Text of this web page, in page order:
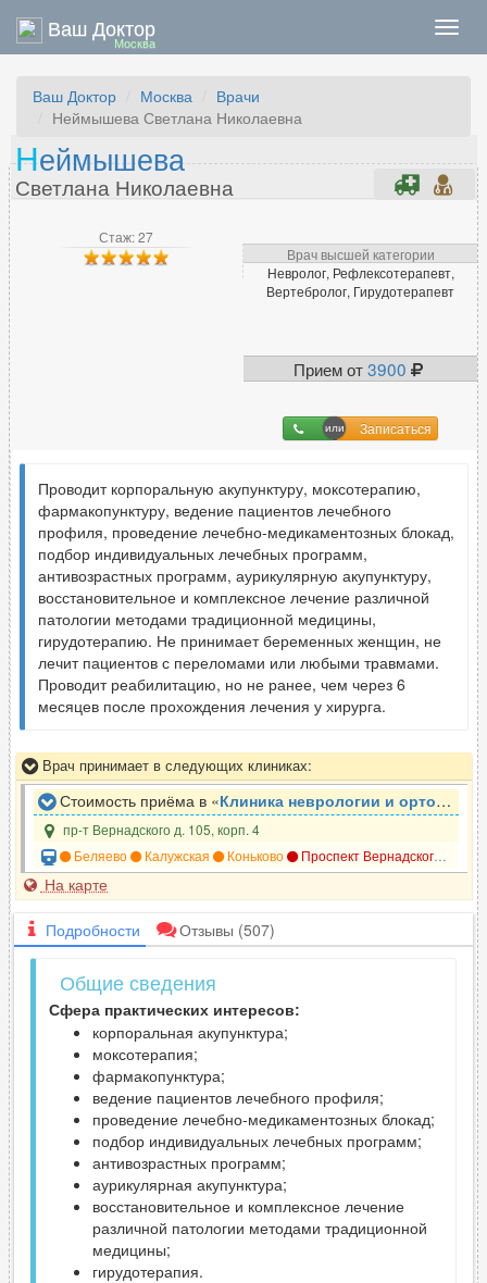
Ваш Доктор
Москва
Ваш Доктор Москва
Врачи
Неймышева Светлана Николаевна
Стаж: 27
Врач высшей категории
Невролог, Рефлексотерапевт,
Вертебролог, Гирудотерапевт
Прием от3900
Записаться
Неймышева
Светлана Николаевна
Проводит корпоральную акупунктуру, моксотерапию,
фармакопунктуру, ведение пациентов лечебного
профиля, проведение лечебно-медикаментозных блокад,
подбор индивидуальных лечебных программ,
антивозрастных программ, аурикулярную акупунктуру,
восстановительное и комплексное лечение различной
патологии методами традиционной медицины,
гирудотерапию. Не принимает беременных женщин, не
лечит пациентов с переломами или любыми травмами.
Проводит реабилитацию, но не ранее, чем через 6
месяцев после прохождения лечения у хирурга.
Врач принимает в следующих клиниках:
Стоимость приёма в «Клиника неврологии и ортопедии ЗдравКлиник
пр-т Вернадского д. 105, корп. 4
Беляево
Калужская Коньково Проспект Вернадского
На карте
Подробности Отзывы (507)
Общие сведения
Сфера практических интересов:
корпоральная акупунктура;
моксотерапия;
фармакопунктура;
ведение пациентов лечебного профиля;
проведение лечебно-медикаментозных блокад;
подбор индивидуальных лечебных программ;
антивозрастных программ;
аурикулярная акупунктура;
восстановительное и комплексное лечение
различной патологии методами традиционной
медицины;
гирудотерапия.